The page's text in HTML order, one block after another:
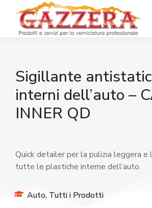
Sigillante
interni dell’auto –
INNER QD
Quick detailer per la pulizia leggera e
tutte le plastiche interne dell’auto.
Auto, Tutti i Prodotti